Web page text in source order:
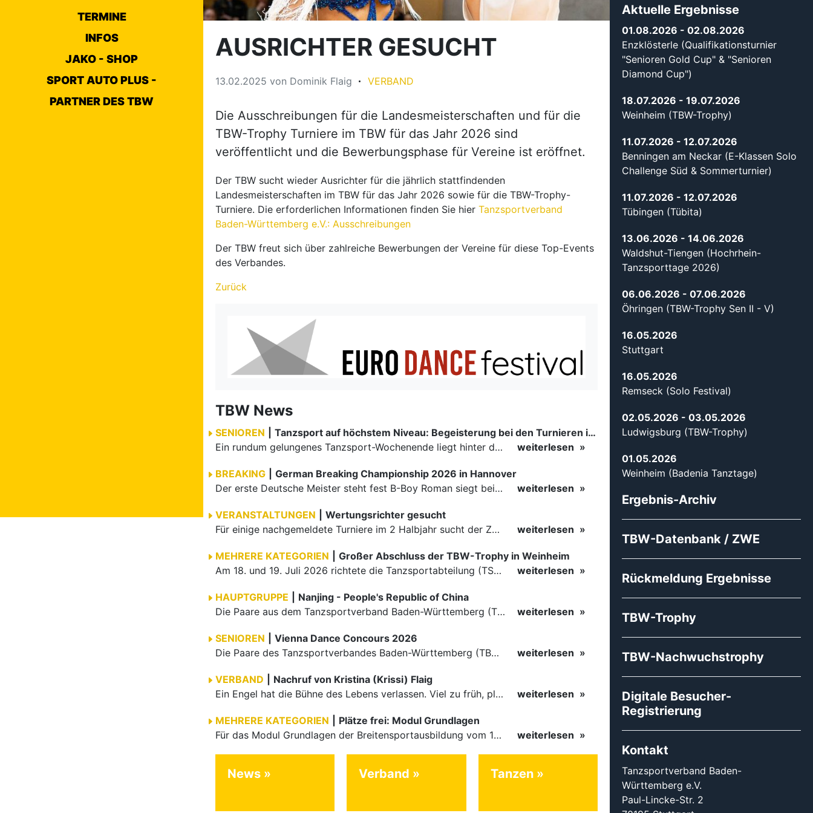
TERMINE
INFOS
JAKO - SHOP
SPORT AUTO PLUS -
PARTNER DES TBW
AUSRICHTER GESUCHT
13.02.2025 von Dominik Flaig VERBAND
Die Ausschreibungen für die Landesmeisterschaften und für die
TBW-Trophy Turniere im TBW für das Jahr 2026 sind
veröffentlicht und die Bewerbungsphase für Vereine ist eröffnet.
Der TBW sucht wieder Ausrichter für die jährlich stattfindenden
Landesmeisterschaften im TBW für das Jahr 2026 sowie für die TBW-Trophy-
Turniere. Die erforderlichen Informationen finden Sie hier Tanzsportverband
Baden-Württemberg e.V.: Ausschreibungen
Der TBW freut sich über zahlreiche Bewerbungen der Vereine für diese Top-Events
des Verbandes.
Zurück
TBW News
SENIOREN
Tanzsport auf höchstem Niveau: Begeisterung bei den Turnieren in…
Ein rundum gelungenes Tanzsport-Wochenende liegt hinter den Paaren und Organisatoren in Enzklösterle. Am 1. und 2. August 2026 verwandelte sich die Festhalle wieder in einen lebendigen Mittelpunkt des…
weiterlesen
BREAKING
German Breaking Championship 2026 in Hannover
Der erste Deutsche Meister steht fest B-Boy Roman siegt bei den Juniors
weiterlesen
VERANSTALTUNGEN
Wertungsrichter gesucht
Für einige nachgemeldete Turniere im 2 Halbjahr sucht der ZWE noch Wertungsrichter.
weiterlesen
MEHRERE KATEGORIEN
Großer Abschluss der TBW-Trophy in Weinheim
Am 18. und 19. Juli 2026 richtete die Tanzsportabteilung (TSA) der TSG 1862 Weinheim das Abschlussturnier der diesjährigen TBW-Trophy-Serie aus. Zum traditionellen Saisonfinale kamen rund 400 Starts über…
weiterlesen
HAUPTGRUPPE
Nanjing - People's Republic of China
Die Paare aus dem Tanzsportverband Baden-Württemberg (TBW) haben beim hochklassig besetzten WDSF GrandSlam im chinesischen Nanjing wieder einmal auf internationalem Top-Niveau geglänzt. Das…
weiterlesen
SENIOREN
Vienna Dance Concours 2026
Die Paare des Tanzsportverbandes Baden-Württemberg (TBW) glänzten auf dem internationalen Parkett des Vienna Dance Concourse 2026 im Wiener Rathaus mit hervorragenden Platzierungen Ergebnisse unter: …
weiterlesen
VERBAND
Nachruf von Kristina (Krissi) Flaig
Ein Engel hat die Bühne des Lebens verlassen. Viel zu früh, plötzlich und für uns alle unfassbar, wurde unsere geliebte Kristina (Krissi) Flaig im Alter von 36 Jahren aus dem Leben gerissen. Das Tanzen…
weiterlesen
MEHRERE KATEGORIEN
Plätze frei: Modul Grundlagen
Für das Modul Grundlagen der Breitensportausbildung vom 10. bis 13. September an der Landessportschule Albstadt sind noch Plätze frei. Das Modul kann auch für den Lizenzerhalt (30 LE fachlich) genutzt…
weiterlesen
News Verband Tanzen
Aktuelle Ergebnisse
01.08.2026 - 02.08.2026
Enzklösterle (Qualifikationsturnier
"Senioren Gold Cup" & "Senioren
Diamond Cup")
18.07.2026 - 19.07.2026
Weinheim (TBW-Trophy)
11.07.2026 - 12.07.2026
Benningen am Neckar (E-Klassen Solo
Challenge Süd & Sommerturnier)
11.07.2026 - 12.07.2026
Tübingen (Tübita)
13.06.2026 - 14.06.2026
Waldshut-Tiengen (Hochrhein-
Tanzsporttage 2026)
06.06.2026 - 07.06.2026
Öhringen (TBW-Trophy Sen II - V)
16.05.2026
Stuttgart
16.05.2026
Remseck (Solo Festival)
02.05.2026 - 03.05.2026
Ludwigsburg (TBW-Trophy)
01.05.2026
Weinheim (Badenia Tanztage)
Ergebnis-Archiv
TBW-Datenbank / ZWE
Rückmeldung Ergebnisse
TBW-Trophy
TBW-Nachwuchstrophy
Digitale Besucher-
Registrierung
Kontakt
Tanzsportverband Baden-
Württemberg e.V.
Paul-Lincke-Str. 2